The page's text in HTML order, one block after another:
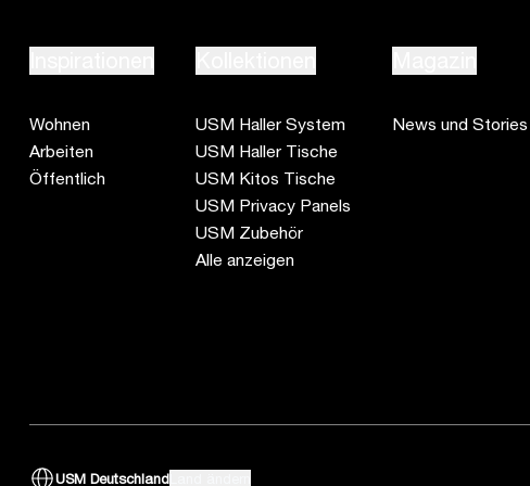
Wohnen
Arbeiten
Öffentlich
USM Haller System
USM Haller Tische
USM Kitos Tische
USM Privacy Panels
USM Zubehör
Alle anzeigen
News und Stories
USM Deutschland